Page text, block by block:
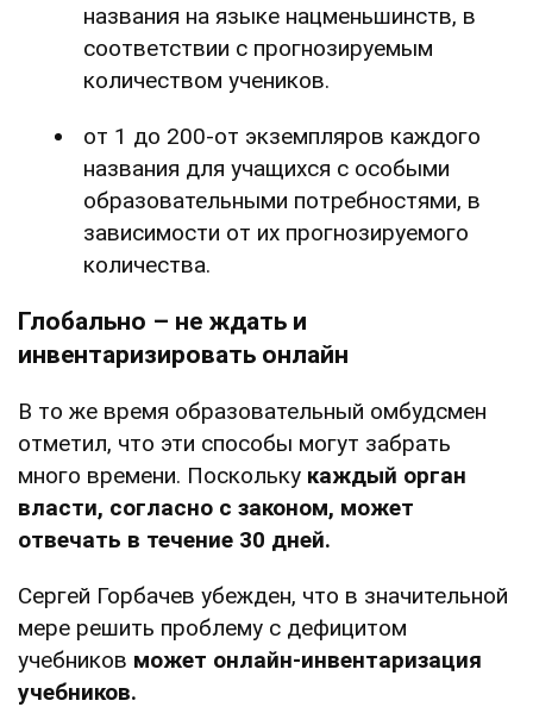
названия на языке нацменьшинств, в
соответствии с прогнозируемым
количеством учеников.
от 1 до 200-от экземпляров каждого
названия для учащихся с особыми
образовательными потребностями, в
зависимости от их прогнозируемого
количества.
Глобально – не ждать и
инвентаризировать онлайн
В то же время образовательный омбудсмен
отметил, что эти способы могут забрать
много времени. Поскольку каждый орган
власти, согласно с законом, может
отвечать в течение 30 дней.
Сергей Горбачев убежден, что в значительной
мере решить проблему с дефицитом
учебников может онлайн-инвентаризация
учебников.